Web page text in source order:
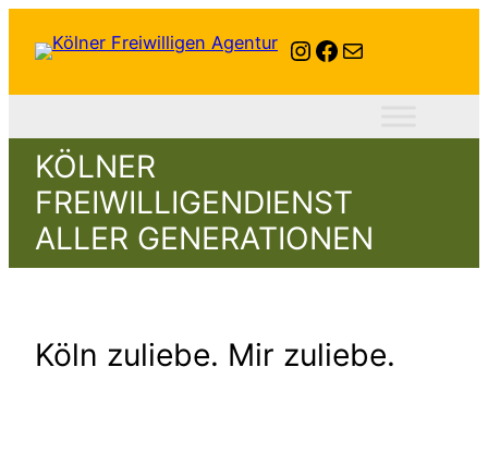
Instagram
Facebook
E-Mail
KÖLNER
FREIWILLIGENDIENST
ALLER GENERATIONEN
Köln zuliebe. Mir zuliebe.